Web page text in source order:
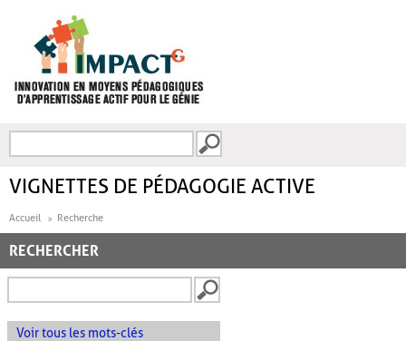
FORMULAIRE DE
VIGNETTES DE PÉDAGOGIE ACTIVE
Accueil Recherche
RECHERCHER
Voir tous les mots-clés